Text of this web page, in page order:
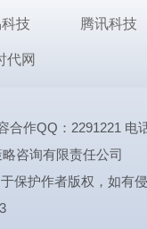
技 腾讯科技
代网
作QQ：2291221 电
咨询有限责任公司
保护作者版权，如有